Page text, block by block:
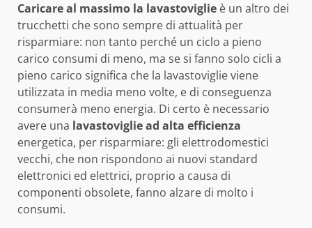
Caricare al massimo la lavastoviglie è un altro dei
trucchetti che sono sempre di attualità per
risparmiare: non tanto perché un ciclo a pieno
carico consumi di meno, ma se si fanno solo cicli a
pieno carico significa che la lavastoviglie viene
utilizzata in media meno volte, e di conseguenza
consumerà meno energia. Di certo è necessario
avere una lavastoviglie ad alta efficienza
energetica, per risparmiare: gli elettrodomestici
vecchi, che non rispondono ai nuovi standard
elettronici ed elettrici, proprio a causa di
componenti obsolete, fanno alzare di molto i
consumi.